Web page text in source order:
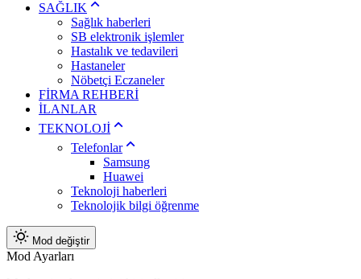
SAĞLIK
Sağlık haberleri
SB elektronik işlemler
Hastalık ve tedavileri
Hastaneler
Nöbetçi Eczaneler
FİRMA REHBERİ
İLANLAR
TEKNOLOJİ
Telefonlar
Samsung
Huawei
Teknoloji haberleri
Teknolojik bilgi öğrenme
Mod değiştir
Mod Ayarları